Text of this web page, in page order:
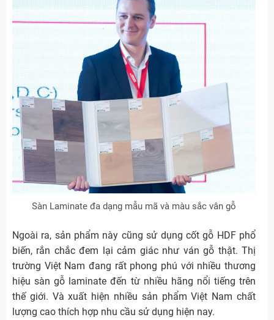
Sàn Laminate đa dạng mẫu mã và màu sắc vân gỗ
Ngoài ra, sản phẩm này cũng sử dụng cốt gỗ HDF phổ
biến, rắn chắc đem lại cảm giác như ván gỗ thật. Thị
trường Việt Nam đang rất phong phú với nhiều thương
hiệu sàn gỗ laminate đến từ nhiều hãng nổi tiếng trên
thế giới. Và xuất hiện nhiều sản phẩm Việt Nam chất
lượng cao thích hợp nhu cầu sử dụng hiện nay.